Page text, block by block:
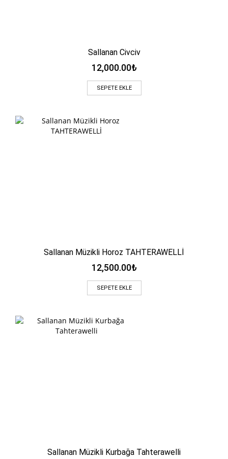
Sallanan Civciv
12,000.00₺
SEPETE EKLE
Sallanan Müzikli Horoz TAHTERAWELLİ
12,500.00₺
SEPETE EKLE
Sallanan Müzikli Kurbağa Tahterawelli